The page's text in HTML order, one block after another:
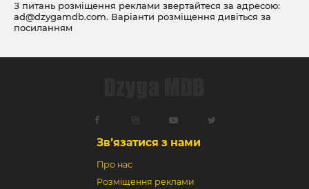
З питань розміщення реклами звертайтеся за адресою:
ad@dzygamdb.com. Варіанти розміщення дивіться за
посиланням
Зв’язатися з нами
Про нас
Розміщення реклами